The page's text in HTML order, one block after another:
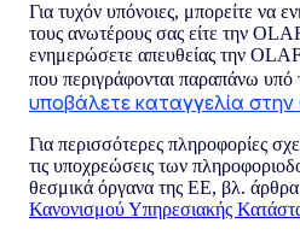
Για τυχόν υπόνοιες, μπορείτε να
τους ανωτέρους σας είτε την
ενημερώσετε απευθείας την
που περιγράφονται παραπάνω υπό
υποβάλετε καταγγελία στην
Για περισσότερες πληροφορίες
τις υποχρεώσεις των
θεσμικά όργανα της ΕΕ, βλ.
Κανονισμού Υπηρεσιακής